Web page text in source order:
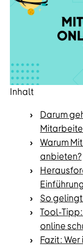
Inhalt
Darum
Warum
anbieten?
So
Tool-
online
Fazit: